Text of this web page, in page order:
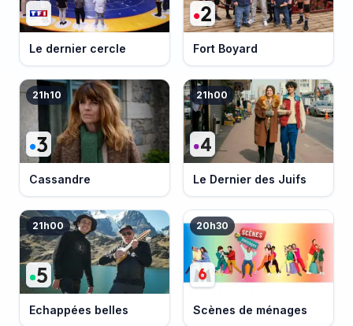
Le dernier cercle Fort Boyard
21h10
Cassandre
21h00
Le Dernier des Juifs
21h00
Echappées belles
20h30
Scènes de ménages